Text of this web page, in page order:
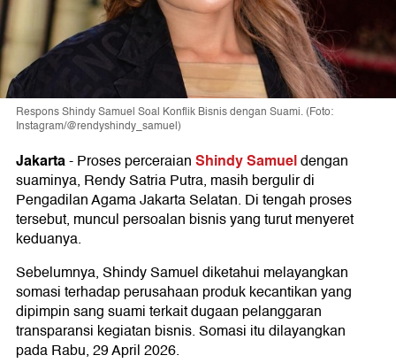
Respons Shindy Samuel Soal Konflik Bisnis dengan Suami. (Foto:
Instagram/@rendyshindy_samuel)
Jakarta-Proses perceraianShindy Samueldengan
suaminya, Rendy Satria Putra, masih bergulir di
Pengadilan Agama Jakarta Selatan. Di tengah proses
tersebut, muncul persoalan bisnis yang turut menyeret
keduanya.
Sebelumnya, Shindy Samuel diketahui melayangkan
somasi terhadap perusahaan produk kecantikan yang
dipimpin sang suami terkait dugaan pelanggaran
transparansi kegiatan bisnis. Somasi itu dilayangkan
pada Rabu, 29 April 2026.